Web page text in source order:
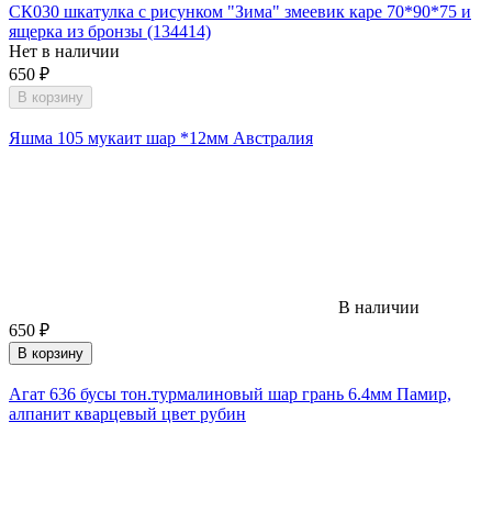
СК030 шкатулка с рисунком "Зима" змеевик каре 70*90*75 и
ящерка из бронзы (134414)
Нет в наличии
650 ₽
В корзину
Яшма 105 мукаит шар *12мм Австралия
В наличии
650 ₽
В корзину
Агат 636 бусы тон.турмалиновый шар грань 6.4мм Памир,
алпанит кварцевый цвет рубин